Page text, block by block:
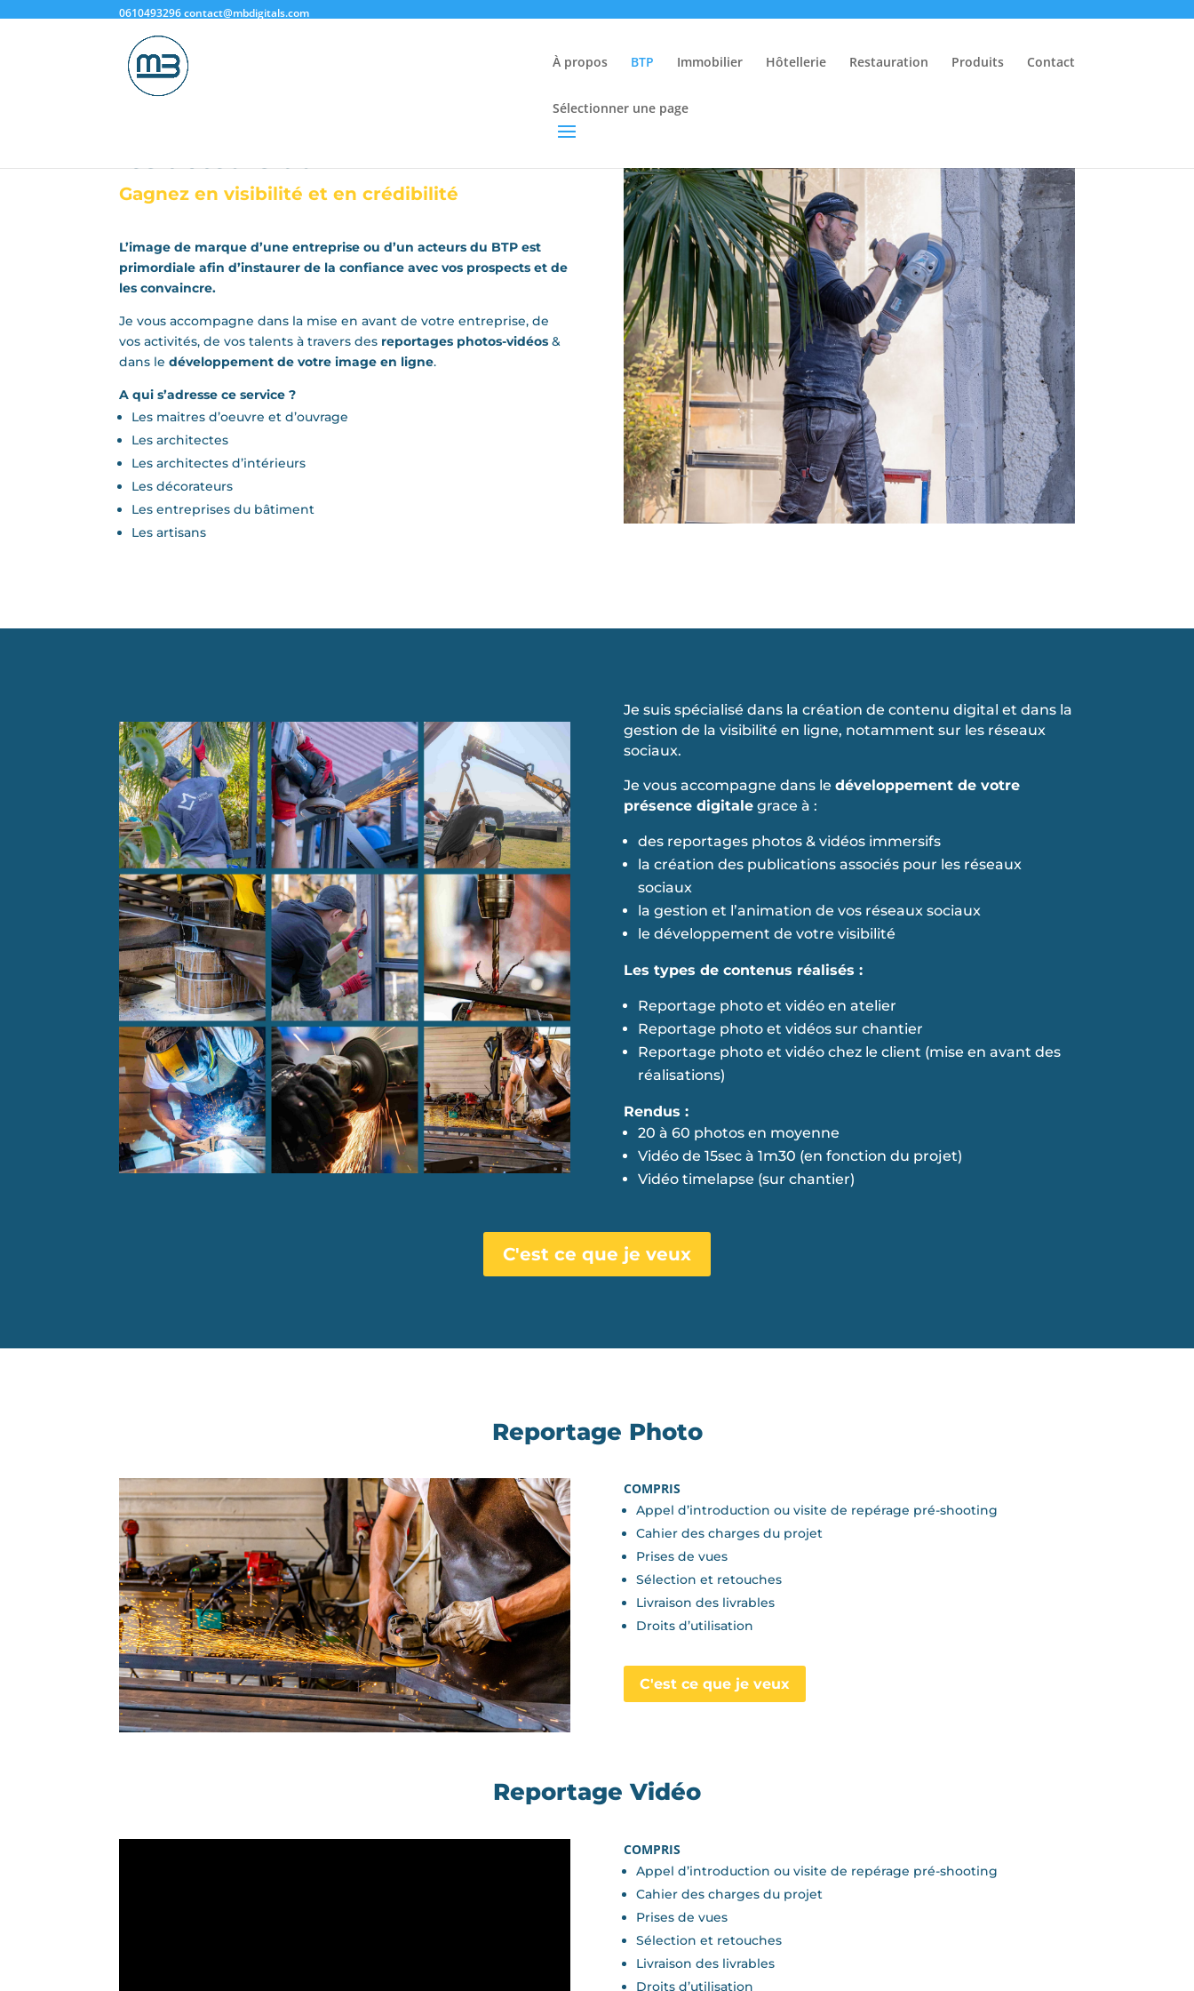
0610493296 contact@mbdigitals.com
À propos BTP Immobilier Hôtellerie Restauration Produits Contact
Sélectionner une page
Accompagnement digital &
Gagnez en visibilité et en crédibilité
L’image de marque d’une entreprise ou d’un acteurs du BTP est
primordiale afin d’instaurer de la confiance avec vos prospects et de
les convaincre.
Je vous accompagne dans la mise en avant de votre entreprise, de
vos activités, de vos talents à travers des reportages photos-vidéos &
dans ledéveloppement de votre image en ligne.
A qui s’adresse ce service ?
Les maitres d’oeuvre et d’ouvrage
Les architectes
Les architectes d’intérieurs
Les décorateurs
Les entreprises du bâtiment
Les artisans
Je suis spécialisé dans la création de contenu digital et dans la
gestion de la visibilité en ligne, notamment sur les réseaux
sociaux.
Je vous accompagne dans le développement de votre
présence digitalegrace à :
des reportages photos & vidéos immersifs
la création des publications associés pour les réseaux
sociaux
la gestion et l’animation de vos réseaux sociaux
le développement de votre visibilité
Les types de contenus réalisés :
Reportage photo et vidéo en atelier
Reportage photo et vidéos sur chantier
Reportage photo et vidéo chez le client (mise en avant des
réalisations)
Rendus :
20 à 60 photos en moyenne
Vidéo de 15sec à 1m30 (en fonction du projet)
Vidéo timelapse (sur chantier)
C'est ce que je veux
Reportage Photo
COMPRIS
Appel d’introduction ou visite de repérage pré-shooting
Cahier des charges du projet
Prises de vues
Sélection et retouches
Livraison des livrables
Droits d’utilisation
C'est ce que je veux
Reportage Vidéo
COMPRIS
Appel d’introduction ou visite de repérage pré-shooting
Cahier des charges du projet
Prises de vues
Sélection et retouches
Livraison des livrables
Droits d’utilisation